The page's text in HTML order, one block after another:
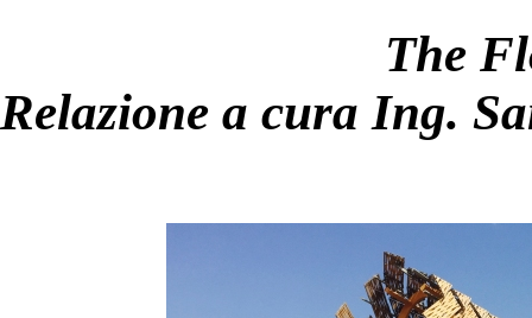
The
Relazione a cura Ing.